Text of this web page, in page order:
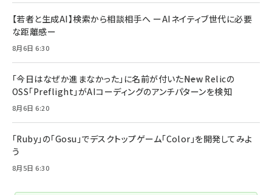
【若者と生成AI】検索から相談相手へ ーAIネイティブ世代に必要
な距離感ー
8月6日 6:30
「今日はなぜか進まなかった」に名前が付いた――New Relicの
OSS「Preflight」がAIコーディングのアンチパターンを検知
8月6日 6:20
「Ruby」の「Gosu」でデスクトップゲーム「Color」を開発してみよ
う
8月5日 6:30